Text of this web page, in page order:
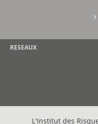
RESEAUX
L'Institut des